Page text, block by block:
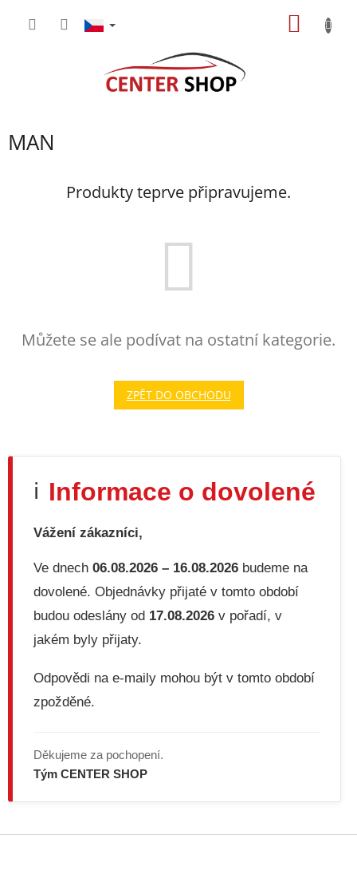
MAN
Produkty teprve připravujeme.
Můžete se ale podívat na ostatní kategorie.
ZPĚT DO OBCHODU
ℹ️ Informace o dovolené
Vážení zákazníci,
Ve dnech 06.08.2026 – 16.08.2026 budeme na
dovolené. Objednávky přijaté v tomto období
budou odeslány od 17.08.2026 v pořadí, v
jakém byly přijaty.
Odpovědi na e-maily mohou být v tomto období
zpožděné.
Děkujeme za pochopení.
Tým CENTER SHOP
Z